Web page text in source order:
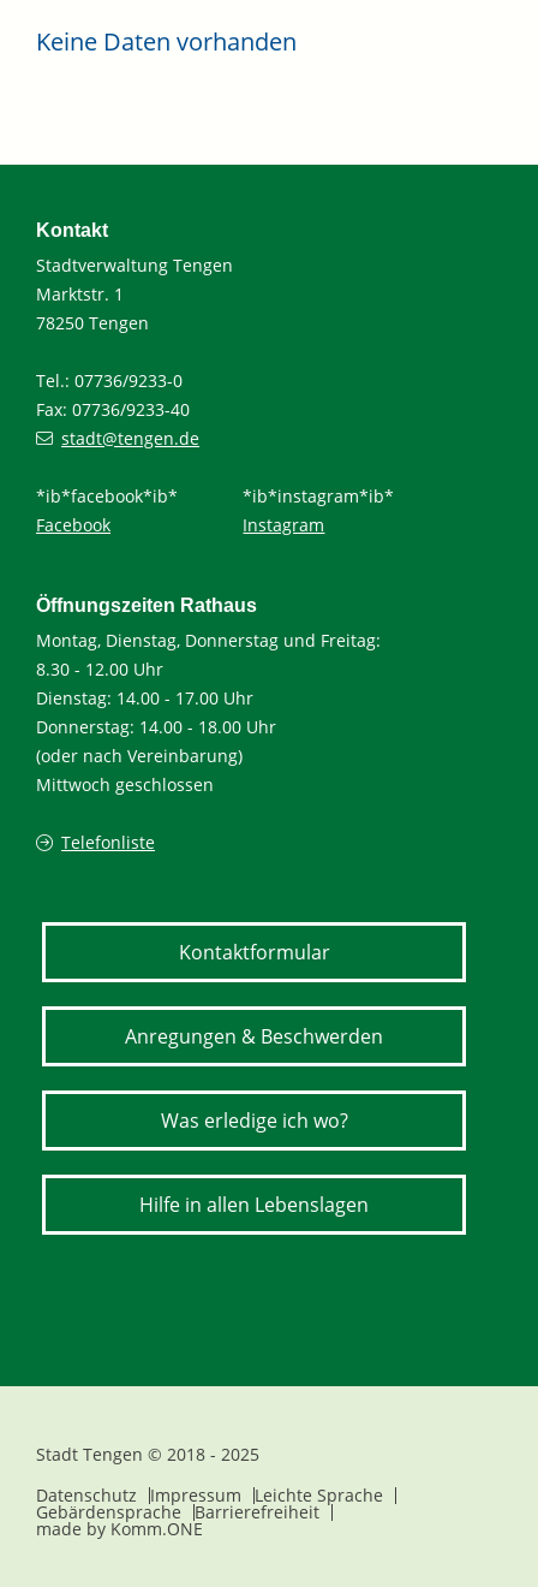
Keine Daten vorhanden
Kontakt
Stadtverwaltung Tengen
Marktstr. 1
78250 Tengen
Tel.: 07736/9233-0
Fax: 07736/9233-40
stadt@tengen.de
*ib*facebook*ib*
Facebook
*ib*instagram*ib*
Instagram
Öffnungszeiten Rathaus
Montag, Dienstag, Donnerstag und Freitag:
8.30 - 12.00 Uhr
Dienstag: 14.00 - 17.00 Uhr
Donnerstag: 14.00 - 18.00 Uhr
(oder nach Vereinbarung)
Mittwoch geschlossen
Telefonliste
Kontaktformular
Anregungen & Beschwerden
Was erledige ich wo?
Hilfe in allen Lebenslagen
Stadt Tengen © 2018 - 2025
Datenschutz
Impressum Leichte Sprache
Gebärdensprache Barrierefreiheit
made by Komm.ONE